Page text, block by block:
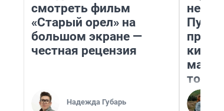
смотреть фильм
«Старый орел» на
большом экране —
честная рецензия
Надежда Губарь
того